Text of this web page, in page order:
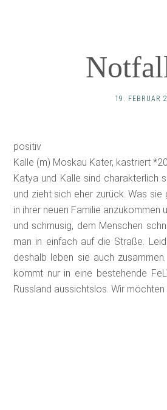
19. FEBRUAR
positiv
Kalle (m) Moskau Kater, kastriert
Katya und Kalle sind charakterlich
und zieht sich eher zurück. Was
in ihrer neuen Familie
und schmusig, dem Menschen
man in einfach auf die Straße.
deshalb leben sie auch
kommt nur in eine bestehende
Russland aussichtslos. Wir